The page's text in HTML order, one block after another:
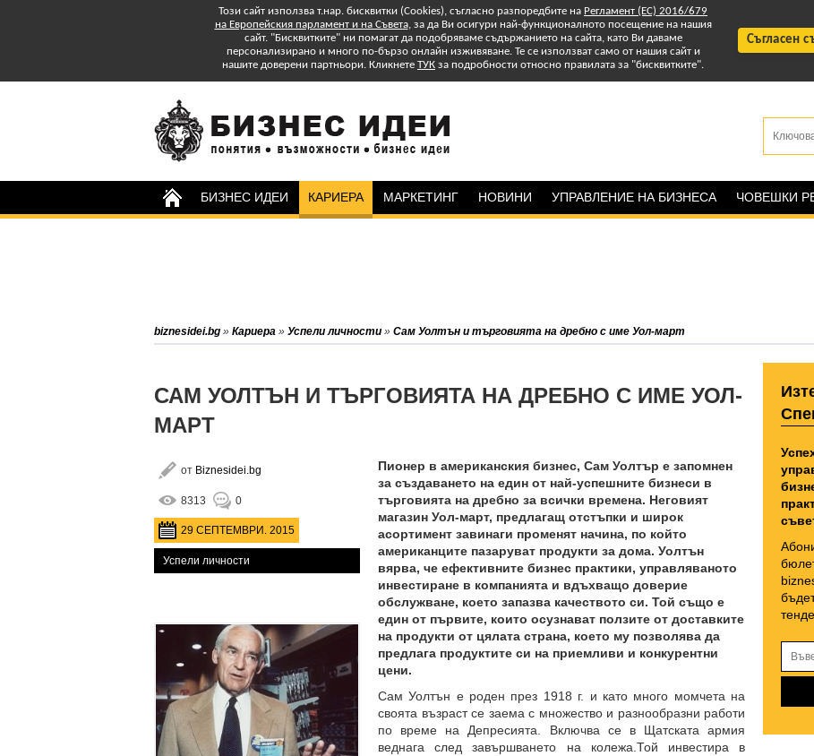
Съгласен
Този сайт използва т.нар. бисквитки (Cookies), съгласно разпоредбите на Регламент (ЕС) 2016/679
на Европейския парламент и на Съвета, за да Ви осигури най-функционалното посещение на нашия
сайт. "Бисквитките" ни помагат да подобряваме съдържанието на сайта, като Ви даваме
персонализирано и много по-бързо онлайн изживяване. Те се използват само от нашия сайт и
нашите доверени партньори. Кликнете ТУК за подробности относно правилата за "бисквитките".
БИЗНЕС ИДЕИ КАРИЕРА МАРКЕТИНГ НОВИНИ УПРАВЛЕНИЕ НА БИЗНЕСА ЧОВЕШКИ
biznesidei.bg » Кариера » Успели личности » Сам Уолтън и търговията на дребно с име Уол-март
САМ УОЛТЪН И ТЪРГОВИЯТА НА ДРЕБНО С ИМЕ УОЛ-
МАРТ
от Biznesidei.bg
8313 0
29 СЕПТЕМВРИ. 2015
Успели личности
Пионер в американския бизнес, Сам Уолтър е запомнен
за създаването на един от най-успешните бизнеси в
търговията на дребно за всички времена. Неговият
магазин Уол-март, предлагащ отстъпки и широк
асортимент зaвинаги променят начина, по който
американците пазаруват продукти за дома. Уолтън
вярва, че ефективните бизнес практики, управляваното
инвестиране в компанията и вдъхващо доверие
обслужване, което запазва качеството си. Той също е
един от първите, които осyзнават ползите от доставките
на продукти от цялата страна, което му позволява да
предлага продуктите си на приемливи и конкурентни
цени.
Сам Уолтън е роден през 1918 г. и като много момчета на
своята възраст се заема с множество и разнообразни работи
по време на Депресията. Включва се в Щатската армия
веднага след завършването на колежа.Той инвестира в
Абонирайте се за бюлетина на
biznesidei.bg и бъдете в крак с